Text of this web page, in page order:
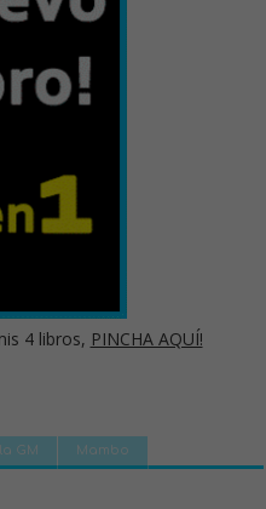
4 libros, PINCHA AQUÍ!
GM Mambo